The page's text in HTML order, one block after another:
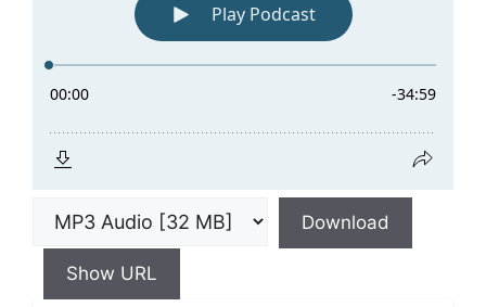
Download
Show URL